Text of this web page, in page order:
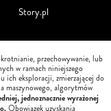
Story.pl
przechowywanie, lub
w ramach niniejszego
ich eksploracji, zmierzającej do
maszynowego, algorytmów
jednoznacznie wyrażonej